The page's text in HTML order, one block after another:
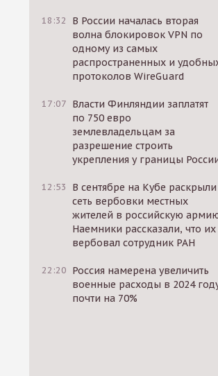
18:32
В России началась вторая
волна блокировок VPN по
одному из самых
распространенных и
протоколов WireGuard
17:07 Власти Финляндии заплатят
по 750 евро
землевладельцам за
разрешение строить
укрепления у границы
12:53
В сентябре на Кубе раскрыли
сеть вербовки местных
жителей в российскую
Наемники рассказали, что их
вербовал сотрудник РАН
22:20 Россия намерена увеличить
военные расходы в 2024
почти на 70%